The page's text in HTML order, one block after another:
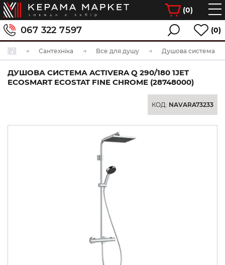
(0)
067 322 7597 (0)
Сантехніка Все для душу Душова система
ДУШОВА СИСТЕМА ACTIVERA Q 290/180 1JET
ECOSMART ECOSTAT FINE CHROME (28748000)
КОД: NAVARA73233